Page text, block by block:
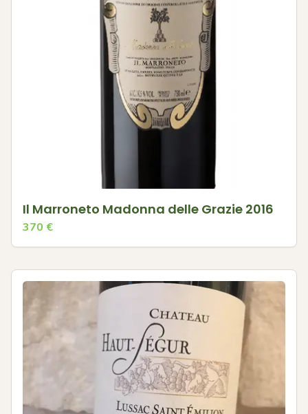
Il Marroneto Madonna delle Grazie 2016
370 €